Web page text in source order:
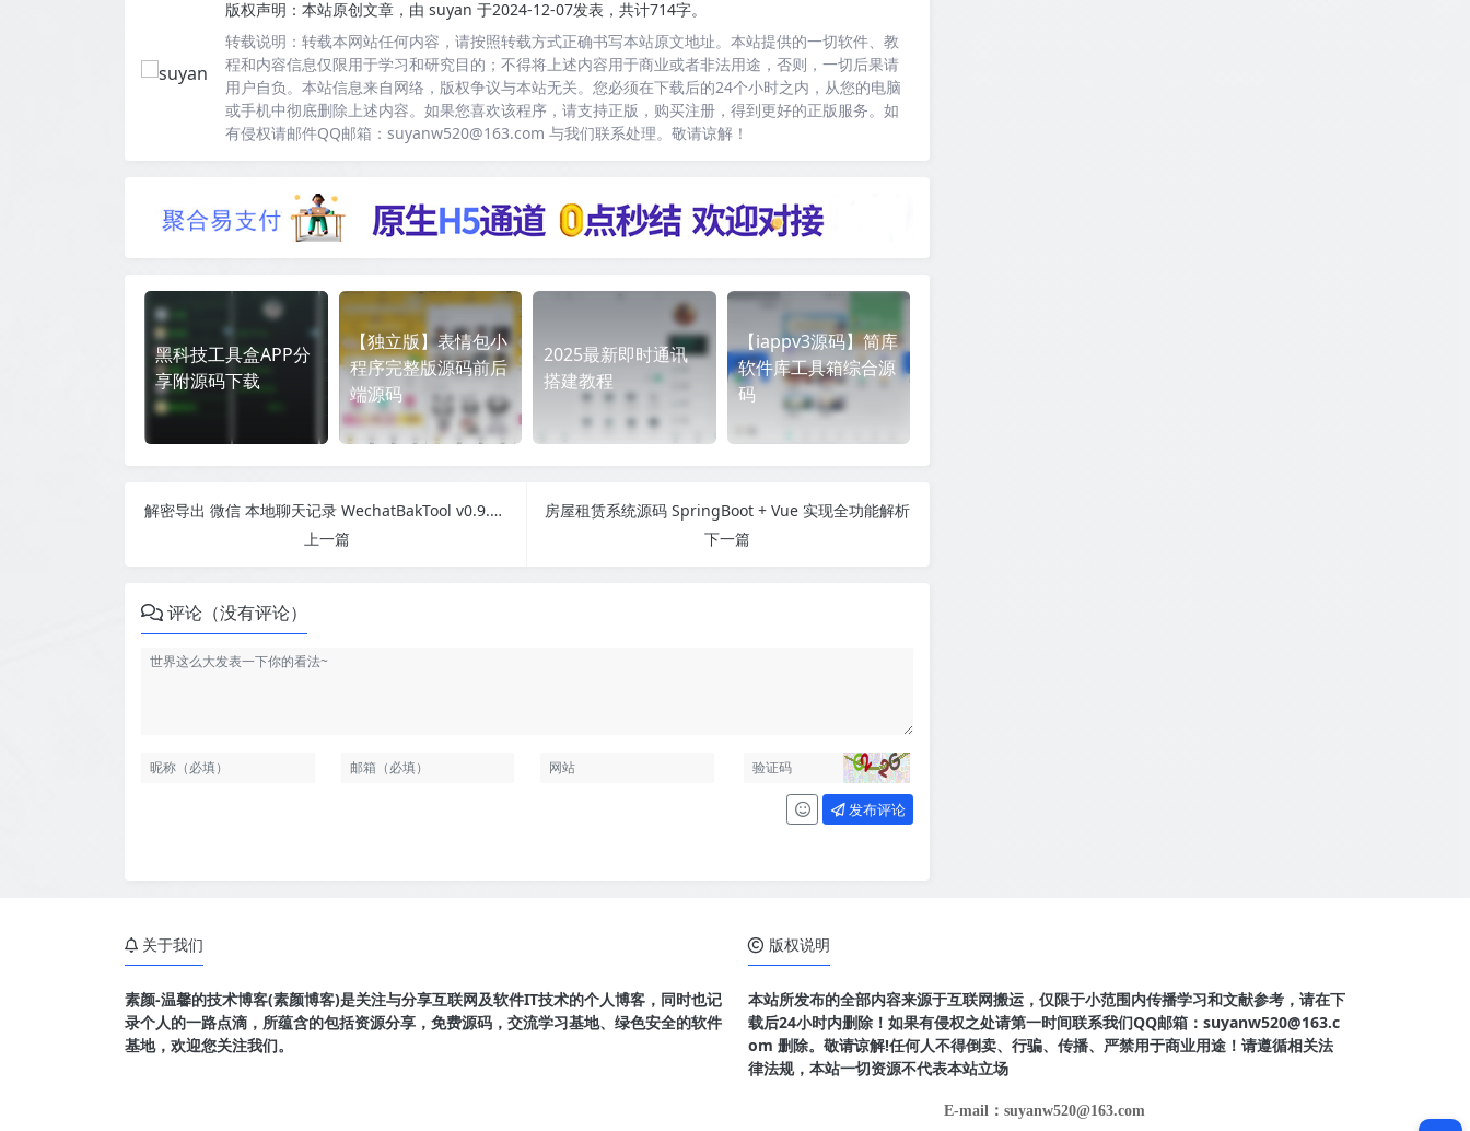
版权声明： 本站原创文章，由 suyan 于2024-12-07发表，共计714字。
转载说明： 转载本网站任何内容，请按照转载方式正确书写本站原文地址。本站提供的一切软件、教
程和内容信息仅限用于学习和研究目的；不得将上述内容用于商业或者非法用途，否则，一切后果请
用户自负。本站信息来自网络，版权争议与本站无关。您必须在下载后的24个小时之内，从您的电脑
或手机中彻底删除上述内容。如果您喜欢该程序，请支持正版，购买注册，得到更好的正版服务。如
有侵权请邮件QQ邮箱：suyanw520@163.com 与我们联系处理。敬请谅解！
黑科技工具盒APP分
享附源码下载
【独立版】表情包小
程序完整版源码前后
端源码
2025最新即时通讯
搭建教程
【iappv3源码】简库
软件库工具箱综合源
码
解密导出 微信 本地聊天记录 WechatBakTool v0.9.7.6
上一篇
房屋租赁系统源码 SpringBoot + Vue 实现全功能解析
下一篇
评论（没有评论）
发布评论
关于我们
素颜-温馨的技术博客(素颜博客)是关注与分享互联网及软件IT技术的个人博客，同时也记
录个人的一路点滴，所蕴含的包括资源分享，免费源码，交流学习基地、绿色安全的软件
基地，欢迎您关注我们。
版权说明
本站所发布的全部内容来源于互联网搬运，仅限于小范围内传播学习和文献参考，请在下
载后24小时内删除！如果有侵权之处请第一时间联系我们QQ邮箱：suyanw520@163.c
om 删除。敬请谅解!任何人不得倒卖、行骗、传播、严禁用于商业用途！请遵循相关法
律法规，本站一切资源不代表本站立场
E-mail：suyanw520@163.com